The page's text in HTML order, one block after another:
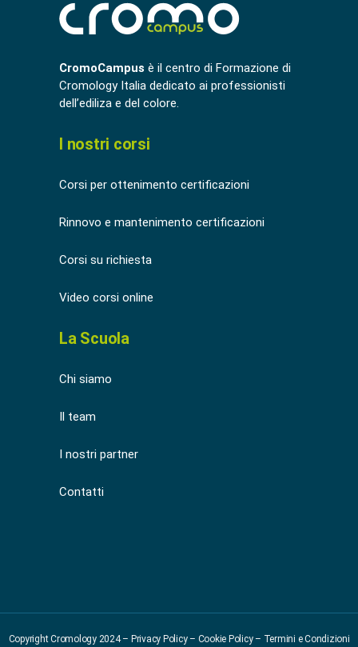
CromoCampus è il centro di Formazione di
Cromology Italia dedicato ai professionisti
dell’ediliza e del colore.
I nostri corsi
Corsi per ottenimento certificazioni
Rinnovo e mantenimento certificazioni
Corsi su richiesta
Video corsi online
La Scuola
Chi siamo
Il team
I nostri partner
Contatti
Copyright Cromology 2024 – Privacy Policy– Cookie Policy– Termini e Condizioni